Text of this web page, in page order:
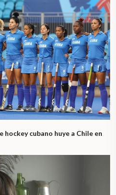
cubano huye a Chile en